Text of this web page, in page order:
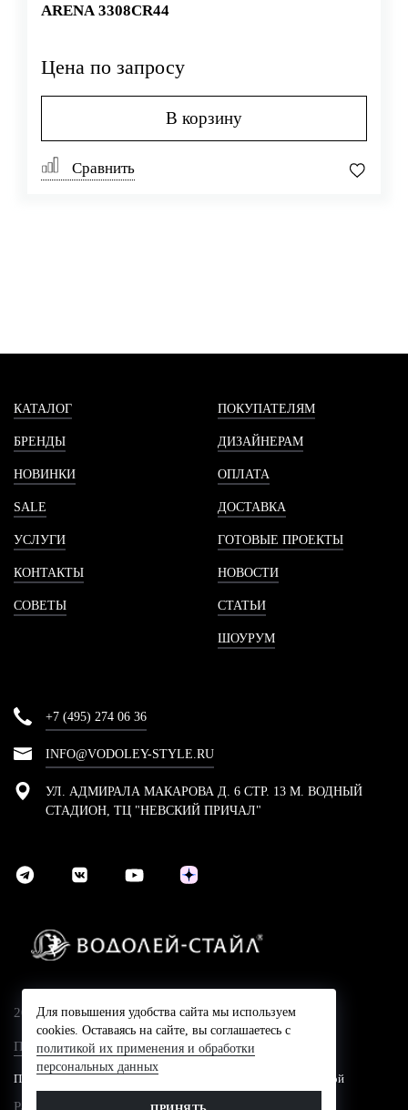
ARENA 3308CR44
Цена по запросу
В корзину
Сравнить
КАТАЛОГ
БРЕНДЫ
НОВИНКИ
SALE
УСЛУГИ
КОНТАКТЫ
СОВЕТЫ
ПОКУПАТЕЛЯМ
ДИЗАЙНЕРАМ
ОПЛАТА
ДОСТАВКА
ГОТОВЫЕ ПРОЕКТЫ
НОВОСТИ
СТАТЬИ
ШОУРУМ
+7 (495) 274 06 36
INFO@VODOLEY-STYLE.RU
УЛ. АДМИРАЛА МАКАРОВА Д. 6 СТР. 13 М. ВОДНЫЙ
СТАДИОН, ТЦ "НЕВСКИЙ ПРИЧАЛ"
2024 © Компания Водолей-Cтайл
Политика конфидециальности
Представленные на сайте цены не являются публичной офертой
Разработано в
Для повышения удобства сайта мы используем
cookies. Оставаясь на сайте, вы соглашаетесь с
политикой их применения и обработки
персональных данных